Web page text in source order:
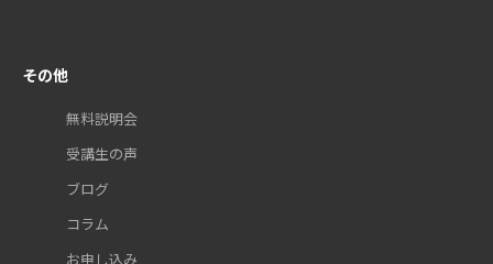
その他
無料説明会
受講生の声
ブログ
コラム
お申し込み